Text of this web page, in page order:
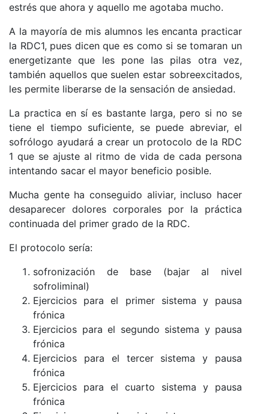
estrés que ahora y aquello me agotaba mucho.
A la mayoría de mis alumnos les encanta practicar
la RDC1, pues dicen que es como si se tomaran un
energetizante que les pone las pilas otra vez,
también aquellos que suelen estar sobreexcitados,
les permite liberarse de la sensación de ansiedad.
La practica en sí es bastante larga, pero si no se
tiene el tiempo suficiente, se puede abreviar, el
sofrólogo ayudará a crear un protocolo de la RDC
1 que se ajuste al ritmo de vida de cada persona
intentando sacar el mayor beneficio posible.
Mucha gente ha conseguido aliviar, incluso hacer
desaparecer dolores corporales por la práctica
continuada del primer grado de la RDC.
El protocolo sería:
sofronización de base (bajar al nivel
sofroliminal)
Ejercicios para el primer sistema y pausa
frónica
Ejercicios para el segundo sistema y pausa
frónica
Ejercicios para el tercer sistema y pausa
frónica
Ejercicios para el cuarto sistema y pausa
frónica